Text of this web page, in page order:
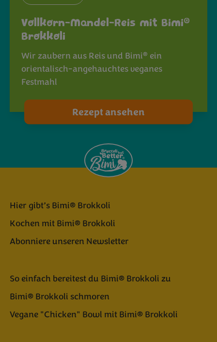
Vollkorn-Mandel-Reis mit Bimi®
Brokkoli
Wir zaubern aus Reis und Bimi® ein
orientalisch-angehauchtes veganes
Festmahl
Rezept ansehen
Hier gibt’s Bimi® Brokkoli
Kochen mit Bimi® Brokkoli
Abonniere unseren Newsletter
So einfach bereitest du Bimi® Brokkoli zu
Bimi® Brokkoli schmoren
Vegane "Chicken" Bowl mit Bimi® Brokkoli